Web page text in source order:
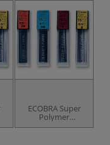
ECOBRA Super
Polymer
Feinminen 0,9mm